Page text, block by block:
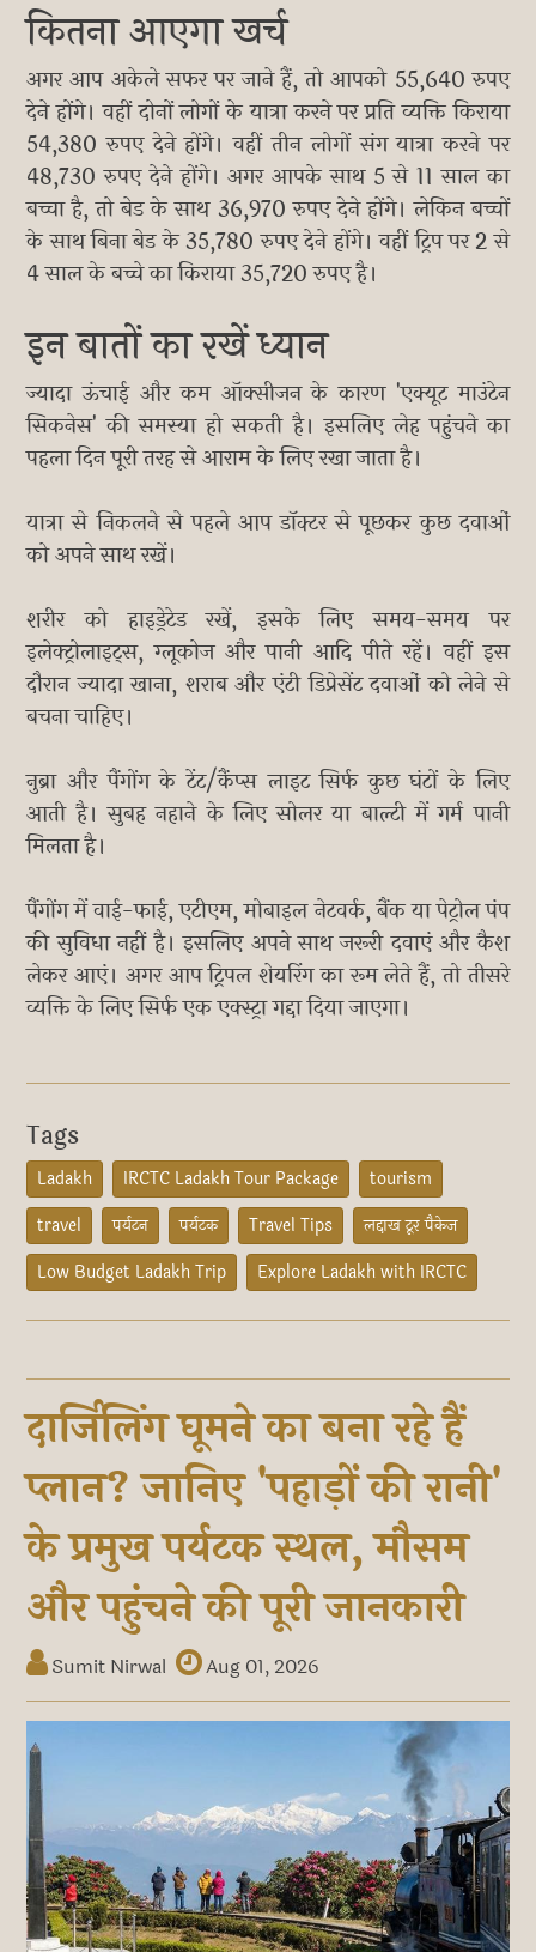
कितना आएगा खर्च
अगर आप अकेले सफर पर जाने हैं, तो आपको 55,640 रुपए
देने होंगे। वहीं दोनों लोगों के यात्रा करने पर प्रति व्यक्ति किराया
54,380 रुपए देने होंगे। वहीं तीन लोगों संग यात्रा करने पर
48,730 रुपए देने होंगे। अगर आपके साथ 5 से 11 साल का
बच्चा है, तो बेड के साथ 36,970 रुपए देने होंगे। लेकिन बच्चों
के साथ बिना बेड के 35,780 रुपए देने होंगे। वहीं ट्रिप पर 2 से
4 साल के बच्चे का किराया 35,720 रुपए है।
इन बातों का रखें ध्यान
ज्यादा ऊंचाई और कम ऑक्सीजन के कारण 'एक्यूट माउंटेन
सिकनेस' की समस्या हो सकती है। इसलिए लेह पहुंचने का
पहला दिन पूरी तरह से आराम के लिए रखा जाता है।
यात्रा से निकलने से पहले आप डॉक्टर से पूछकर कुछ दवाओं
को अपने साथ रखें।
शरीर को हाइड्रेटेड रखें, इसके लिए समय-समय पर
इलेक्ट्रोलाइट्स, ग्लूकोज और पानी आदि पीते रहें। वहीं इस
दौरान ज्यादा खाना, शराब और एंटी डिप्रेसेंट दवाओं को लेने से
बचना चाहिए।
नुब्रा और पैंगोंग के टेंट/कैंप्स लाइट सिर्फ कुछ घंटों के लिए
आती है। सुबह नहाने के लिए सोलर या बाल्टी में गर्म पानी
मिलता है।
पैंगोंग में वाई-फाई, एटीएम, मोबाइल नेटवर्क, बैंक या पेट्रोल पंप
की सुविधा नहीं है। इसलिए अपने साथ जरूरी दवाएं और कैश
लेकर आएं। अगर आप ट्रिपल शेयरिंग का रूम लेते हैं, तो तीसरे
व्यक्ति के लिए सिर्फ एक एक्स्ट्रा गद्दा दिया जाएगा।
Tags
Ladakh IRCTC Ladakh Tour Package
tourism
travel
पर्यटन पर्यटक Travel Tips
लद्दाख टूर पैकेज
Low Budget Ladakh Trip
Explore Ladakh with IRCTC
दार्जिलिंग घूमने का बना रहे हैं
प्लान? जानिए 'पहाड़ों की रानी'
के प्रमुख पर्यटक स्थल, मौसम
और पहुंचने की पूरी जानकारी
Sumit Nirwal Aug 01, 2026